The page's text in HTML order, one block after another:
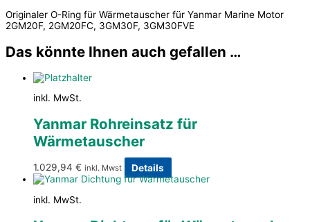
Originaler O-Ring für Wärmetauscher für Yanmar Marine Motor
2GM20F, 2GM20FC, 3GM30F, 3GM30FVE
Das könnte Ihnen auch gefallen …
inkl. MwSt.
Yanmar Rohreinsatz für
Wärmetauscher
1.029,94 € inkl. Mwst Details
inkl. MwSt.